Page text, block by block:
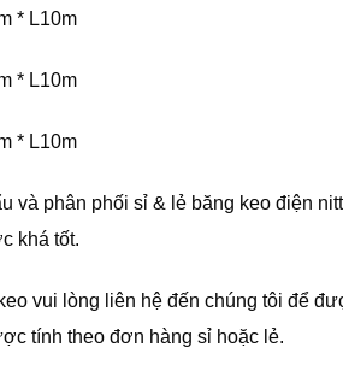
* L10m
* L10m
* L10m
và phân phối sỉ & lẻ băng keo điện
khá tốt.
vui lòng liên hệ đến chúng tôi để
tính theo đơn hàng sỉ hoặc lẻ.